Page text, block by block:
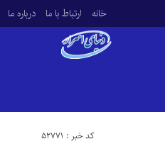
خانه ارتباط با ما درباره ما
کد خبر : 52771